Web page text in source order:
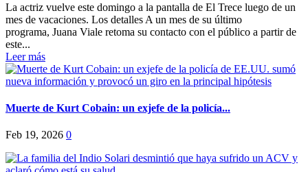
La actriz vuelve este domingo a la pantalla de El Trece luego de un
mes de vacaciones. Los detalles A un mes de su último
programa, Juana Viale retoma su contacto con el público a partir de
este...
Leer más
Muerte de Kurt Cobain: un exjefe de la policía...
Feb 19, 2026 0